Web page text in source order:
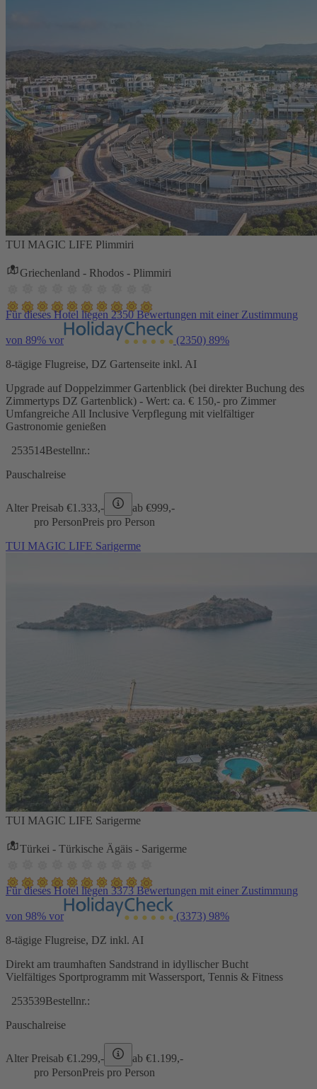
TUI MAGIC LIFE Plimmiri
Griechenland - Rhodos - Plimmiri
Für dieses Hotel liegen 2350 Bewertungen mit einer Zustimmung
von 89% vor (2350) 89%
8-tägige Flugreise, DZ Gartenseite inkl. AI
Upgrade auf Doppelzimmer Gartenblick (bei direkter Buchung des
Zimmertyps DZ Gartenblick) - Wert: ca. € 150,- pro Zimmer
Umfangreiche All Inclusive Verpflegung mit vielfältiger
Gastronomie genießen
253514Bestellnr.:
Pauschalreise
Alter Preisab €1.333,- ab €999,-
pro PersonPreis pro Person
TUI MAGIC LIFE Sarigerme
TUI MAGIC LIFE Sarigerme
Türkei - Türkische Ägäis - Sarigerme
Für dieses Hotel liegen 3373 Bewertungen mit einer Zustimmung
von 98% vor (3373) 98%
8-tägige Flugreise, DZ inkl. AI
Direkt am traumhaften Sandstrand in idyllischer Bucht
Vielfältiges Sportprogramm mit Wassersport, Tennis & Fitness
253539Bestellnr.:
Pauschalreise
Alter Preisab €1.299,- ab €1.199,-
pro PersonPreis pro Person